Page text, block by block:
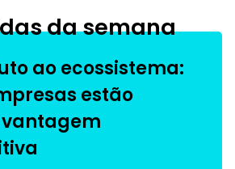
da semana
ao ecossistema:
estão